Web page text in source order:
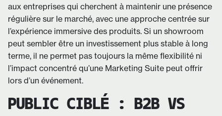
aux entreprises qui cherchent à maintenir une présence
régulière sur le marché, avec une approche centrée sur
l’expérience immersive des produits. Si un showroom
peut sembler être un investissement plus stable à long
terme, il ne permet pas toujours la même flexibilité ni
l’impact concentré qu’une Marketing Suite peut offrir
lors d’un événement.
PUBLIC CIBLÉ : B2B VS